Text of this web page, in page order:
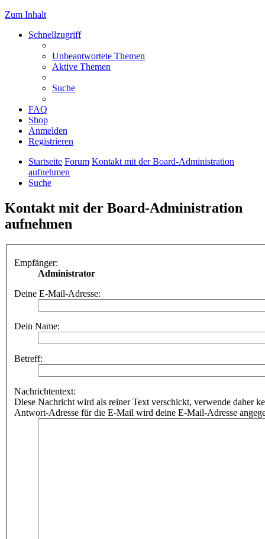
Zum Inhalt
Schnellzugriff
Unbeantwortete Themen
Aktive Themen
Suche
FAQ
Shop
Anmelden
Registrieren
Startseite Forum Kontakt mit der Board-Administration
aufnehmen
Suche
Kontakt mit der Board-Administration
aufnehmen
Empfänger:
Administrator
Deine E-Mail-Adresse:
Dein Name:
Betreff:
Nachrichtentext:
Diese Nachricht wird als reiner Text verschickt, verwende daher
Antwort-Adresse für die E-Mail wird deine E-Mail-Adresse